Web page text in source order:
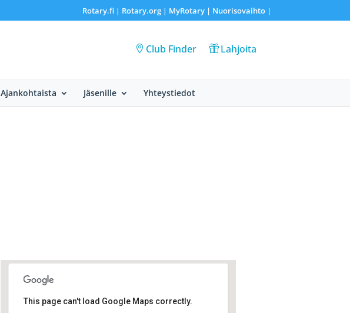
Rotary.fi| Rotary.org| MyRotary | Nuorisovaihto|
Club Finder Lahjoita
Ajankohtaista Jäsenille Yhteystiedot
This page can't load Google Maps correctly.